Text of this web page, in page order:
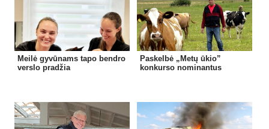
Meilė gyvūnams tapo bendro
verslo pradžia
Paskelbė „Metų ūkio”
konkurso nominantus